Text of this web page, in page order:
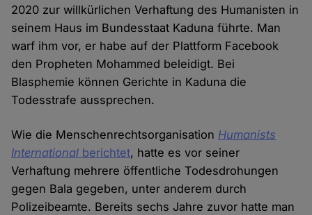
2020 zur willkürlichen Verhaftung des Humanisten in
seinem Haus im Bundesstaat Kaduna führte. Man
warf ihm vor, er habe auf der Plattform Facebook
den Propheten Mohammed beleidigt. Bei
Blasphemie können Gerichte in Kaduna die
Todesstrafe aussprechen.
Wie die Menschenrechtsorganisation Humanists
International berichtet, hatte es vor seiner
Verhaftung mehrere öffentliche Todesdrohungen
gegen Bala gegeben, unter anderem durch
Polizeibeamte. Bereits sechs Jahre zuvor hatte man